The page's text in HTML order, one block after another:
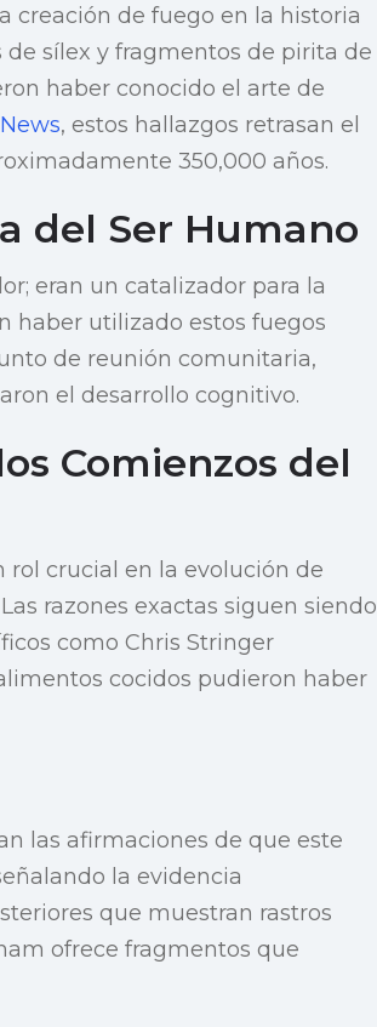
creación de fuego en la historia
sílex y fragmentos de pirita de
haber conocido el arte de
, estos hallazgos retrasan el
350,000 años.
del Ser Humano
eran un catalizador para la
haber utilizado estos fuegos
de reunión comunitaria,
el desarrollo cognitivo.
Comienzos del
crucial en la evolución de
razones exactas siguen siendo
como Chris Stringer
cocidos pudieron haber
las afirmaciones de que este
la evidencia
que muestran rastros
ofrece fragmentos que